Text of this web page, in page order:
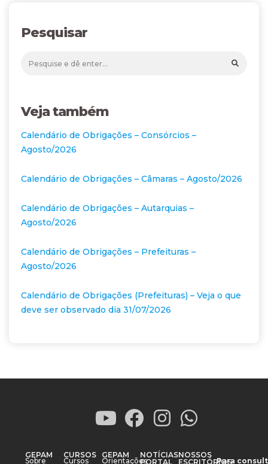
Pesquisar
Veja também
Calendário de Obrigações – Consórcios –
Agosto/2026
Calendário de Obrigações – Câmaras – Agosto/2026
Calendário de Obrigações – Autarquias –
Agosto/2026
Calendário de Obrigações – Prefeituras –
Agosto/2026
Calendário de Obrigações (Prefeituras) – Veja o que
deve ser observado dia 31/07/2026
GEPAM
Sobre
CURSOS
Cursos
GEPAM
Orientações
NOTÍCIAS
PORTAL
NOSSOS
ESCRITÓRIOS
Para